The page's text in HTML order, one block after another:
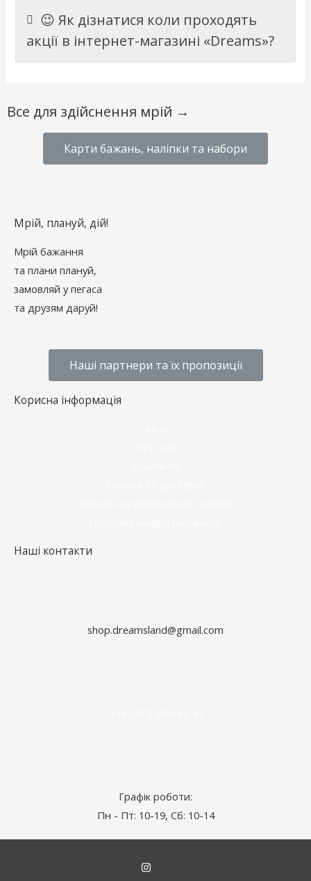
😉 Як дізнатися коли проходять
акції в інтернет-магазині «Dreams»?
Все для здійснення мрій →
Карти бажань, наліпки та набори
Мрій, плануй, дій!
Мрій бажання
та плани плануй,
замовляй у пегаса
та друзям даруй!
Наші партнери та їх пропозиції
Корисна інформація
Наші контакти
shop.dreamsland@gmail.com
Графік роботи:
Пн - Пт: 10-19, Сб: 10-14